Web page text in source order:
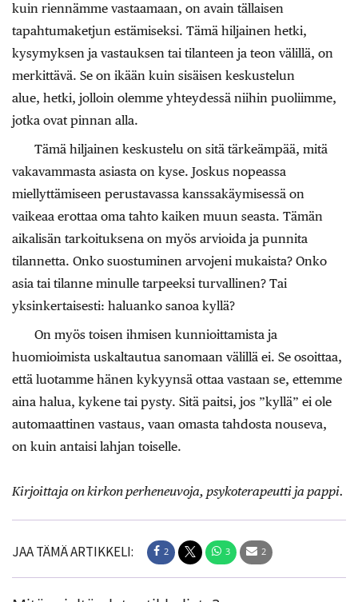
kuin riennämme vastaamaan, on avain tällaisen
tapahtumaketjun estämiseksi. Tämä hiljainen hetki,
kysymyksen ja vastauksen tai tilanteen ja teon välillä, on
merkittävä. Se on ikään kuin sisäisen keskustelun
alue, hetki, jolloin olemme yhteydessä niihin puoliimme,
jotka ovat pinnan alla.
Tämä hiljainen keskustelu on sitä tärkeämpää, mitä
vakavammasta asiasta on kyse. Joskus nopeassa
miellyttämiseen perustavassa kanssakäymisessä on
vaikeaa erottaa oma tahto kaiken muun seasta. Tämän
aikalisän tarkoituksena on myös arvioida ja punnita
tilannetta. Onko suostuminen arvojeni mukaista? Onko
asia tai tilanne minulle tarpeeksi turvallinen? Tai
yksinkertaisesti: haluanko sanoa kyllä?
On myös toisen ihmisen kunnioittamista ja
huomioimista uskaltautua sanomaan välillä ei. Se osoittaa,
että luotamme hänen kykyynsä ottaa vastaan se, ettemme
aina halua, kykene tai pysty. Sitä paitsi, jos ”kyllä” ei ole
automaattinen vastaus, vaan omasta tahdosta nouseva,
on kuin antaisi lahjan toiselle.
Kirjoittaja on kirkon perheneuvoja, psykoterapeutti ja pappi.
JAA TÄMÄ ARTIKKELI: 2 3 2